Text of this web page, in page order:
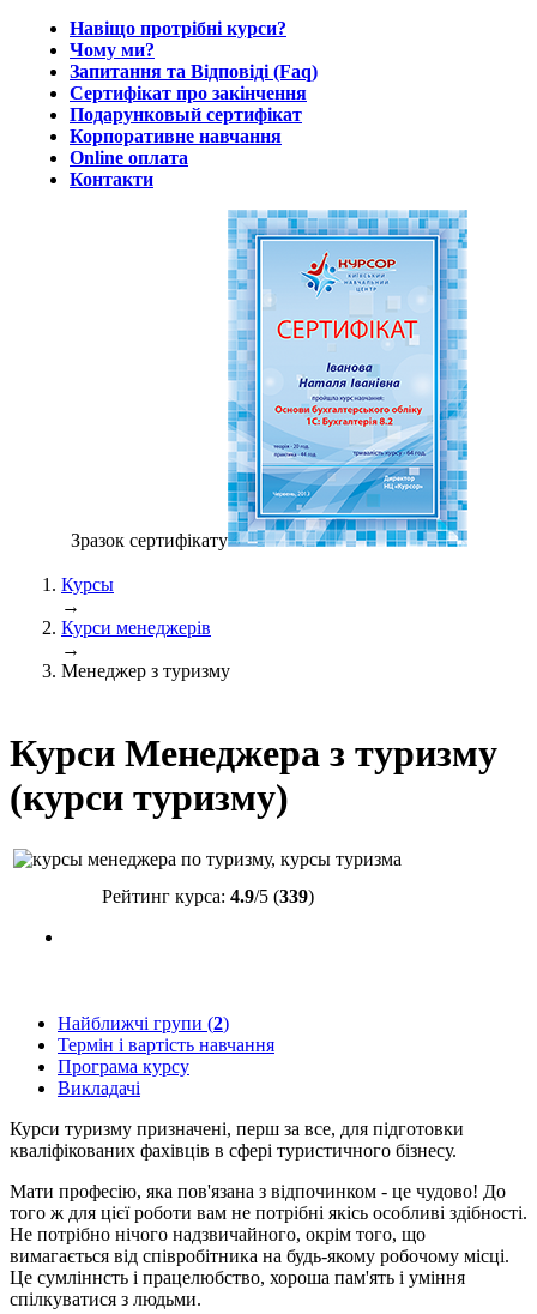
Навіщо протрібні курси?
Чому ми?
Запитання та Відповіді (Faq)
Сертифікат про закінчення
Подарунковый сертифікат
Корпоративне навчання
Online оплата
Контакти
Зразок сертифiкату
Курсы
→
Курси менеджерів
→
Менеджер з туризму
Курси Менеджера з туризму
(курси туризму)
Рейтинг курса: 4.9/5 (339)
Найближчі групи (2)
Термін і вартість навчання
Програма курсу
Викладачі
Курси туризму призначені, перш за все, для підготовки
кваліфікованих фахівців в сфері туристичного бізнесу.
Мати професію, яка пов'язана з відпочинком - це чудово! До
того ж для цієї роботи вам не потрібні якісь особливі здібності.
Не потрібно нічого надзвичайного, окрім того, що
вимагається від співробітника на будь-якому робочому місці.
Це сумліннсть і працелюбство, хороша пам'ять і уміння
спілкуватися з людьми.